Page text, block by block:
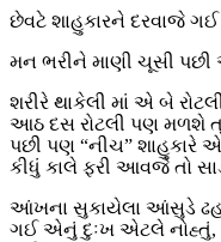
છેવટે શાહુકારને દરવાજે ગઈ
મન ભરીને માણી ચૂસી
શરીરે થાકેલી માં એ બે
આઠ દસ રોટલી પણ મળશે
પછી પણ “નીચ” શાહુકારે
કીધું કાલે ફરી આવજે તો
આંખના સુકાયેલા આંસુડે
ગઈ એનું દુઃખ એટલે નોહ્તું,